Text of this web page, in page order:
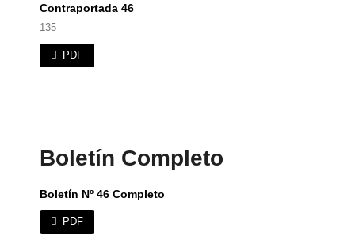
Contraportada 46
135
PDF
Boletín Completo
Boletín Nº 46 Completo
PDF